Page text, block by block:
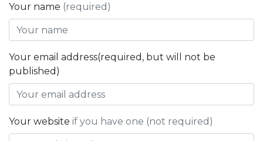
Your name (required)
Your email address(required, but will not be
published)
Your website if you have one (not required)